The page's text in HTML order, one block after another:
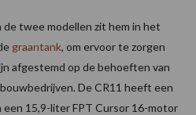
twee modellen zit hem in het
graantank, om ervoor te zorgen
afgestemd op de behoeften van
De CR11 heeft een
een 15,9-liter FPT Cursor 16-motor